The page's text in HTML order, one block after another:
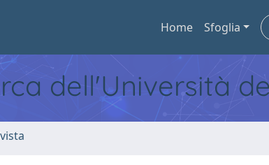
Home Sfoglia
dell'Università